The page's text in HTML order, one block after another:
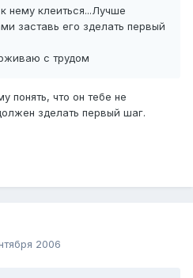
нему клеиться...Лучше
заставь его зделать первый
с трудом
понять, что он тебе не
зделать первый шаг.
2006